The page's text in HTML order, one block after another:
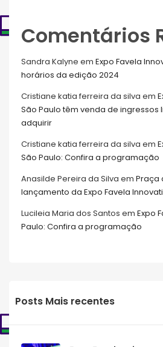
Comentários
Sandra Kalyne em Expo Favela
horários da edição 2024
Cristiane katia ferreira da silva em
São Paulo têm venda de
adquirir
Cristiane katia ferreira da silva em
São Paulo: Confira a programação
Anasilde Pereira da Silva em Praça
lançamento da Expo Favela
Lucileia Maria dos Santos em Expo
Paulo: Confira a programação
Posts Mais recentes